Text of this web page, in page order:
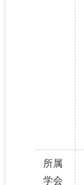
所属
学会